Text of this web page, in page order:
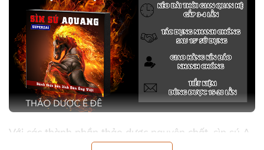
Với các thành phần thảo dược nguyên chất , sìn sú A